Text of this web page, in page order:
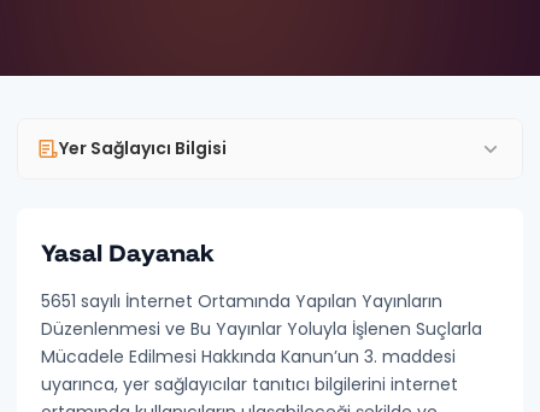
Yer Sağlayıcı Bilgisi
GENEL
Banka Hesapları
Hizmet Sözleşmesi
Mesafeli Satış Sözleşmesi
Yasal Dayanak
5651 sayılı İnternet Ortamında Yapılan Yayınların
Düzenlenmesi ve Bu Yayınlar Yoluyla İşlenen Suçlarla
Mücadele Edilmesi Hakkında Kanun’un 3. maddesi
uyarınca,yer sağlayıcılar tanıtıcı bilgilerini internet